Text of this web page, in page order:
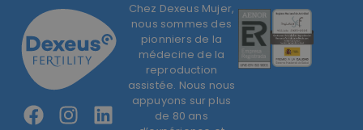
Chez Dexeus Mujer,
nous sommes des
pionniers de la
médecine de la
reproduction
assistée. Nous nous
appuyons sur plus
de 80 ans